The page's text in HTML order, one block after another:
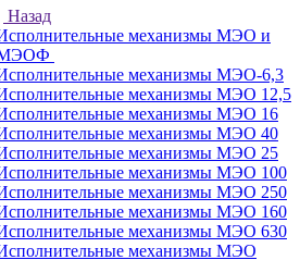
Назад
механизмы МЭО и
механизмы МЭО-6,3
механизмы МЭО 12,5
механизмы МЭО 16
механизмы МЭО 40
механизмы МЭО 25
механизмы МЭО 100
механизмы МЭО 250
механизмы МЭО 160
механизмы МЭО 630
механизмы МЭО